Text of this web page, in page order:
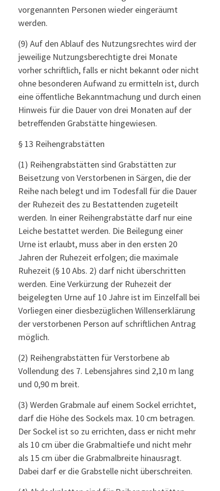
vorgenannten Personen wieder eingeräumt
werden.
(9) Auf den Ablauf des Nutzungsrechtes wird der
jeweilige Nutzungsberechtigte drei Monate
vorher schriftlich, falls er nicht bekannt oder nicht
ohne besonderen Aufwand zu ermitteln ist, durch
eine öffentliche Bekanntmachung und durch einen
Hinweis für die Dauer von drei Monaten auf der
betreffenden Grabstätte hingewiesen.
§ 13 Reihengrabstätten
(1) Reihengrabstätten sind Grabstätten zur
Beisetzung von Verstorbenen in Särgen, die der
Reihe nach belegt und im Todesfall für die Dauer
der Ruhezeit des zu Bestattenden zugeteilt
werden. In einer Reihengrabstätte darf nur eine
Leiche bestattet werden. Die Beilegung einer
Urne ist erlaubt, muss aber in den ersten 20
Jahren der Ruhezeit erfolgen; die maximale
Ruhezeit (§ 10 Abs. 2) darf nicht überschritten
werden. Eine Verkürzung der Ruhezeit der
beigelegten Urne auf 10 Jahre ist im Einzelfall bei
Vorliegen einer diesbezüglichen Willenserklärung
der verstorbenen Person auf schriftlichen Antrag
möglich.
(2) Reihengrabstätten für Verstorbene ab
Vollendung des 7. Lebensjahres sind 2,10 m lang
und 0,90 m breit.
(3) Werden Grabmale auf einem Sockel errichtet,
darf die Höhe des Sockels max. 10 cm betragen.
Der Sockel ist so zu errichten, dass er nicht mehr
als 10 cm über die Grabmaltiefe und nicht mehr
als 15 cm über die Grabmalbreite hinausragt.
Dabei darf er die Grabstelle nicht überschreiten.